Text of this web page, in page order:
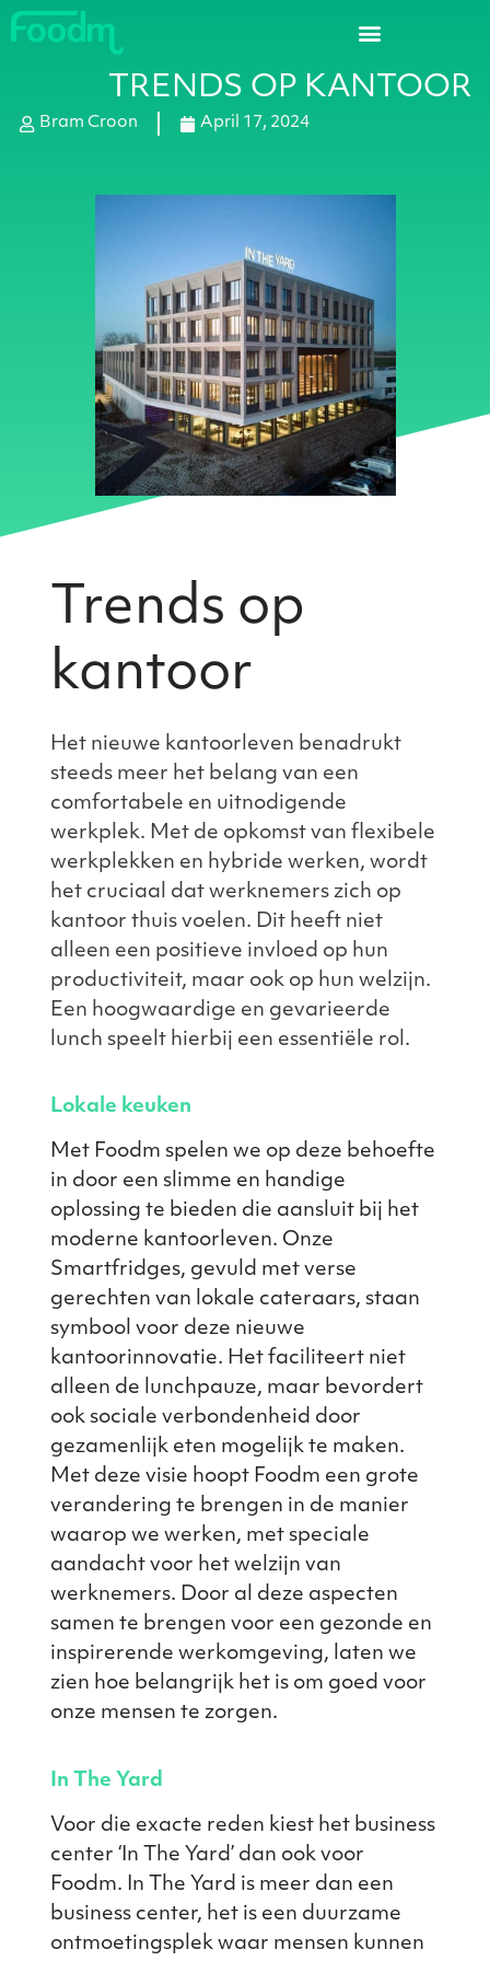
TRENDS OP KANTOOR
Bram Croon April 17, 2024
Trends op
kantoor
Het nieuwe kantoorleven benadrukt
steeds meer het belang van een
comfortabele en uitnodigende
werkplek. Met de opkomst van flexibele
werkplekken en hybride werken, wordt
het cruciaal dat werknemers zich op
kantoor thuis voelen. Dit heeft niet
alleen een positieve invloed op hun
productiviteit, maar ook op hun welzijn.
Een hoogwaardige en gevarieerde
lunch speelt hierbij een essentiële rol.
Lokale keuken
Met Foodm spelen we op deze behoefte
in door een slimme en handige
oplossing te bieden die aansluit bij het
moderne kantoorleven. Onze
Smartfridges, gevuld met verse
gerechten van lokale cateraars, staan
symbool voor deze nieuwe
kantoorinnovatie. Het faciliteert niet
alleen de lunchpauze, maar bevordert
ook sociale verbondenheid door
gezamenlijk eten mogelijk te maken.
Met deze visie hoopt Foodm een grote
verandering te brengen in de manier
waarop we werken, met speciale
aandacht voor het welzijn van
werknemers. Door al deze aspecten
samen te brengen voor een gezonde en
inspirerende werkomgeving, laten we
zien hoe belangrijk het is om goed voor
onze mensen te zorgen.
In The Yard
Voor die exacte reden kiest het business
center ‘In The Yard’ dan ook voor
Foodm. In The Yard is meer dan een
business center, het is een duurzame
ontmoetingsplek waar mensen kunnen